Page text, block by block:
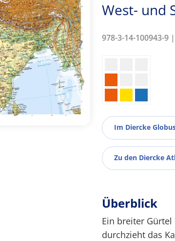
West- und
978-3-14-100943-9
Im Diercke
Zu den Diercke
Überblick
Ein breiter
durchzieht das